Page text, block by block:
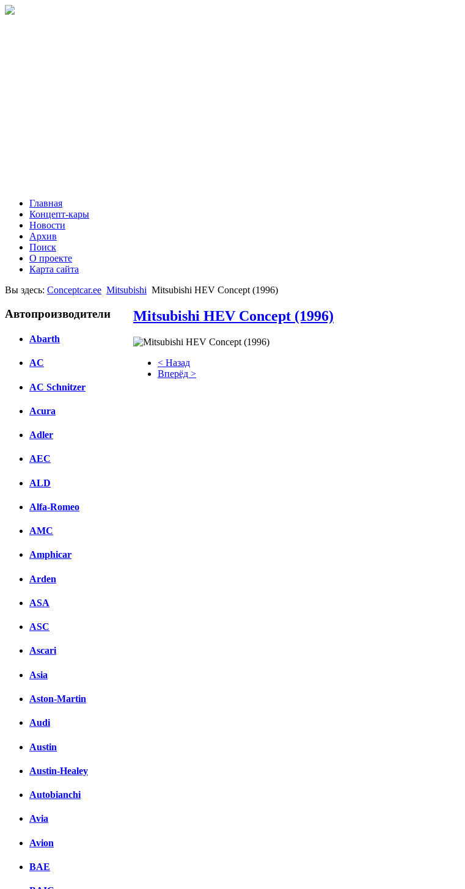
Главная
Концепт-кары
Новости
Архив
Поиск
О проекте
Карта сайта
Вы здесь: Conceptcar.ee Mitsubishi Mitsubishi HEV Concept (1996)
Автопроизводители
Abarth
AC
AC Schnitzer
Acura
Adler
AEC
ALD
Alfa-Romeo
AMC
Amphicar
Arden
ASA
ASC
Ascari
Asia
Aston-Martin
Audi
Austin
Austin-Healey
Autobianchi
Avia
Avion
BAE
Mitsubishi HEV Concept (1996)
< Назад
Вперёд >